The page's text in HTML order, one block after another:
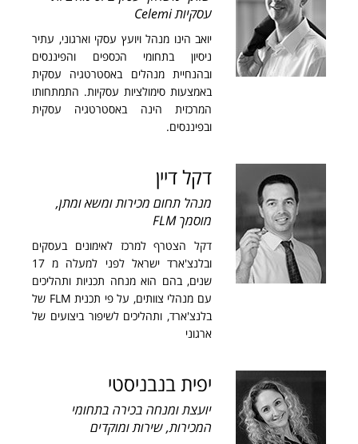
עסקיות Celemi
יואב הינו מנהל ויועץ עסקי וארגוני, עתיר
ניסיון בתחומי הכספים והפיננסים
ובהנחיית מנהלים באסטרטגיה עסקית
באמצעות סימולציות עסקיות. התמתחותו
המרכזית הינה באסטרטגיה עסקית
ובפיננסים.
דקל דיין
מנהל תחום מכירות ומשא ומתן,
מוסמך FLM
דקל הצטרף למרכז לאימונים בעסקים
ובלנצ'ארד ישראל לפני למעלה מ 17
שנים, בהם הוא מנחה תכניות ותהליכים
עם מנהלי צוותים, על פי תכנית FLM של
בלנצ'ארד, ותהליכים לשיפור ביצועים של
ארגוני
יפית בנבניסטי
יועצת ומנחה בכירה בתחומי
המכירות, שירות ומוקדים